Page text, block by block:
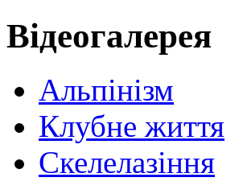
Відеогалерея
Альпінізм
Клубне життя
Скелелазіння